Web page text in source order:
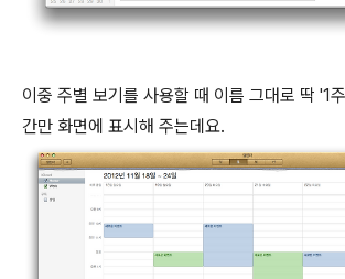
이중 주별 보기를 사용할 때 이름 그대로 딱 '1
간만 화면에 표시해 주는데요.